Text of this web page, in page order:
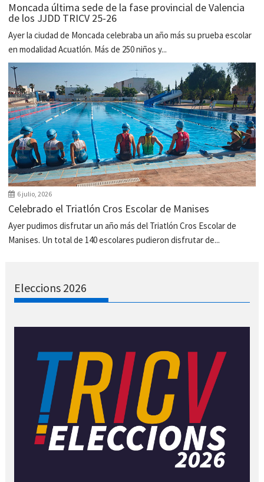
Moncada última sede de la fase provincial de Valencia
de los JJDD TRICV 25-26
Ayer la ciudad de Moncada celebraba un año más su prueba escolar
en modalidad Acuatlón. Más de 250 niños y...
6 julio, 2026
Celebrado el Triatlón Cros Escolar de Manises
Ayer pudimos disfrutar un año más del Triatlón Cros Escolar de
Manises. Un total de 140 escolares pudieron disfrutar de...
Eleccions 2026